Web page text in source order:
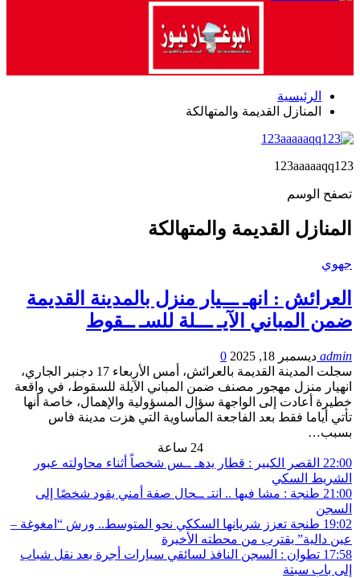
الرئيسية
المنازل القديمة والمتهالكة
123aaaaaqq123
تصفح الوسم
المنازل القديمة والمتهالكة
جهوي
العرائش : انهـ ـــيار منزل بالمدينة القديمة
ضمن المباني الآيـ ـــلة للسـ ــقوط
admin ديسمبر 18, 2025
0
سجلت المدينة القديمة بالعرائش، أمس الأربعاء 17 دجنبر الجاري،
انهيار منزل مهجور مصنف ضمن المباني الآيلة للسقوط، في واقعة
خطيرة أعادت إلى الواجهة سؤال المسؤولية والإهمال، خاصة أنها
تأتي أياما فقط بعد الفاجعة المأساوية التي هزت مدينة فاس
بسبب…
24 ساعة
22:00 القصر الكبير : قطار يدهـ ــس شخصاً أثناء محاولته عبور
الشريط السكي
21:00 طنجة : مشا فيها .. انتـ ــحال صفة أمني يقود شخصًا إلى
السجن
19:02 طنجة تعزز شريانها السككي نحو المتوسط.. ورش “امغوغة –
عين دالية” يقترب من محطته الأخيرة
17:58 تطوان : السجن النافذ لسائقي سيارات أجرة بعد نقل شباب
إلى باب سبتة